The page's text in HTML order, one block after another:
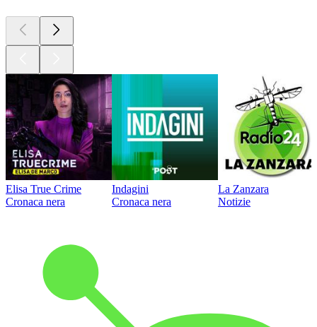
Elisa True Crime
Cronaca nera
Indagini
Cronaca nera
La Zanzara
Notizie